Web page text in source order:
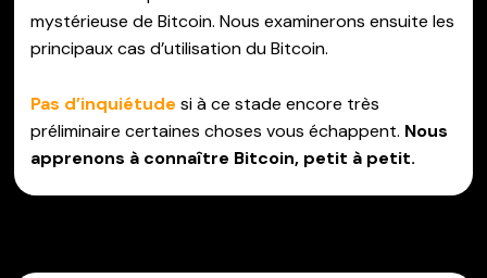
mystérieuse de Bitcoin. Nous examinerons ensuite les
principaux cas d’utilisation du Bitcoin.
Pas d’inquiétude si à ce stade encore très
préliminaire certaines choses vous échappent. Nous
apprenons à connaître Bitcoin, petit à petit.